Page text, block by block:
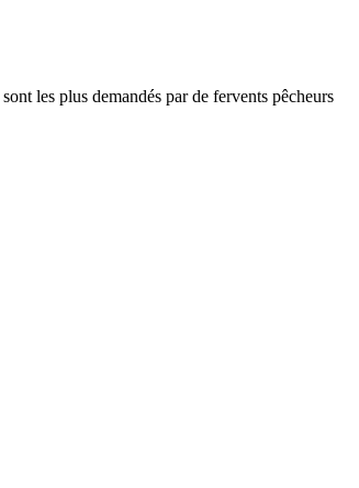
les plus demandés par de fervents pêcheurs